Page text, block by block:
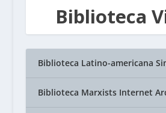
Biblioteca
Biblioteca Latino-americana
Biblioteca Marxists Internet